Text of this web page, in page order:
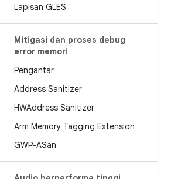
Lapisan GLES
Mitigasi dan proses debug
error memori
Pengantar
Address Sanitizer
HWAddress Sanitizer
Arm Memory Tagging Extension
GWP-ASan